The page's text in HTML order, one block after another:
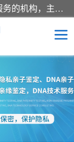
华信基因是一家专门提供亲子鉴定服务的机构，主要业务：济南亲子鉴定、临沂亲子鉴定、菏泽亲子鉴定、淄博亲子鉴定、青岛亲子鉴定、日照亲子鉴定、临朐亲子鉴定、寿光亲子鉴定等，联合广州、上海、北京、深圳、杭州、武汉、成都、合肥、贵阳、沈阳等地区有法医物证鉴定机构及基因检测公司，为国内外客户提供便捷的DNA鉴定服务。
鉴定
子鉴定